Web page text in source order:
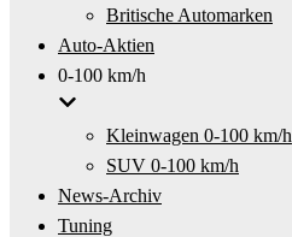
Britische Automarken
Auto-Aktien
0-100 km/h
Kleinwagen 0-100 km/h
SUV 0-100 km/h
News-Archiv
Tuning